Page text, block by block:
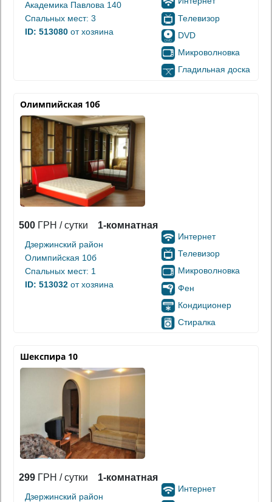
Академика Павлова 140
Спальных мест: 3
ID: 513080 от хозяина
Телевизор
DVD
Микроволновка
Гладильная доска
Олимпийская 10б
500 ГРН / сутки 1-комнатная
Дзержинский район
Олимпийская 10б
Спальных мест: 1
ID: 513032 от хозяина
Интернет
Телевизор
Микроволновка
Фен
Кондиционер
Стиралка
Шекспира 10
299 ГРН / сутки 1-комнатная
Дзержинский район
Интернет